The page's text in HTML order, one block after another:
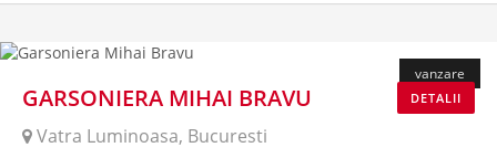
vanzare
GARSONIERA MIHAI BRAVU
Vatra Luminoasa, Bucuresti
DETALII